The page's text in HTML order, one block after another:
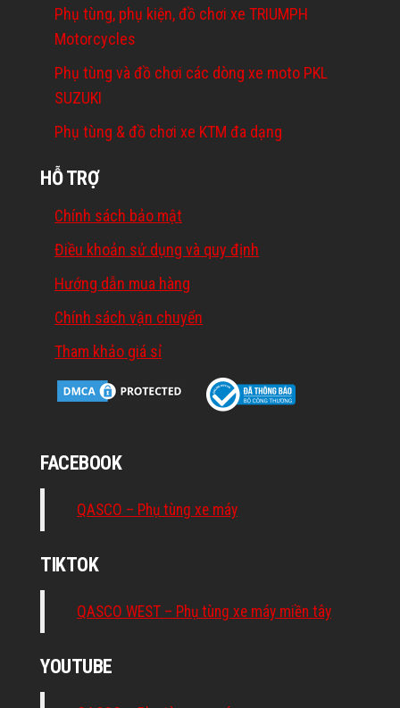
Phụ tùng, phụ kiện, đồ chơi xe TRIUMPH
Motorcycles
Phụ tùng và đồ chơi các dòng xe moto PKL
SUZUKI
Phụ tùng & đồ chơi xe KTM đa dạng
HỖ TRỢ
Chính sách bảo mật
Điều khoản sử dụng và quy định
Hướng dẫn mua hàng
Chính sách vận chuyển
Tham khảo giá sỉ
FACEBOOK
QASCO – Phụ tùng xe máy
TIKTOK
QASCO WEST – Phụ tùng xe máy miền tây
YOUTUBE